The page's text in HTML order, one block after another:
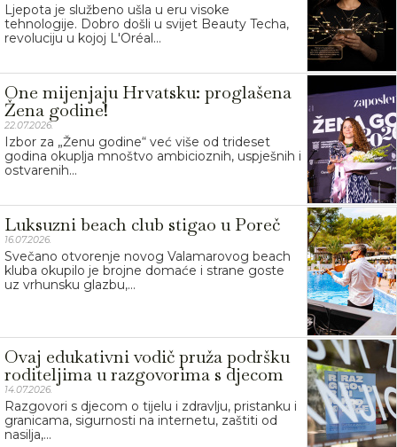
Ljepota je službeno ušla u eru visoke
tehnologije. Dobro došli u svijet Beauty Techa,
revoluciju u kojoj L'Oréal...
One mijenjaju Hrvatsku: proglašena
Žena godine!
22.07.2026.
Izbor za „Ženu godine“ već više od trideset
godina okuplja mnoštvo ambicioznih, uspješnih i
ostvarenih...
Luksuzni beach club stigao u Poreč
16.07.2026.
Svečano otvorenje novog Valamarovog beach
kluba okupilo je brojne domaće i strane goste
uz vrhunsku glazbu,...
Ovaj edukativni vodič pruža podršku
roditeljima u razgovorima s djecom
14.07.2026.
Razgovori s djecom o tijelu i zdravlju, pristanku i
granicama, sigurnosti na internetu, zaštiti od
nasilja,...